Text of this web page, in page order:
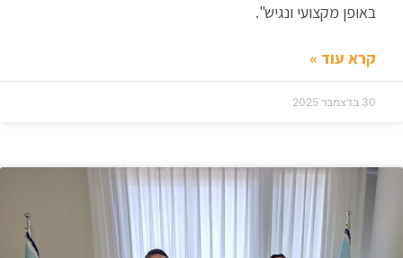
באופן מקצועי ונגיש".
קרא עוד »
30 בדצמבר 2025